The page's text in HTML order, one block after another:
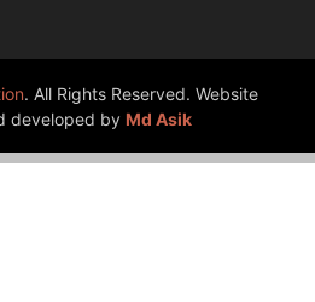
. All Rights Reserved. Website
developed by Md Asik